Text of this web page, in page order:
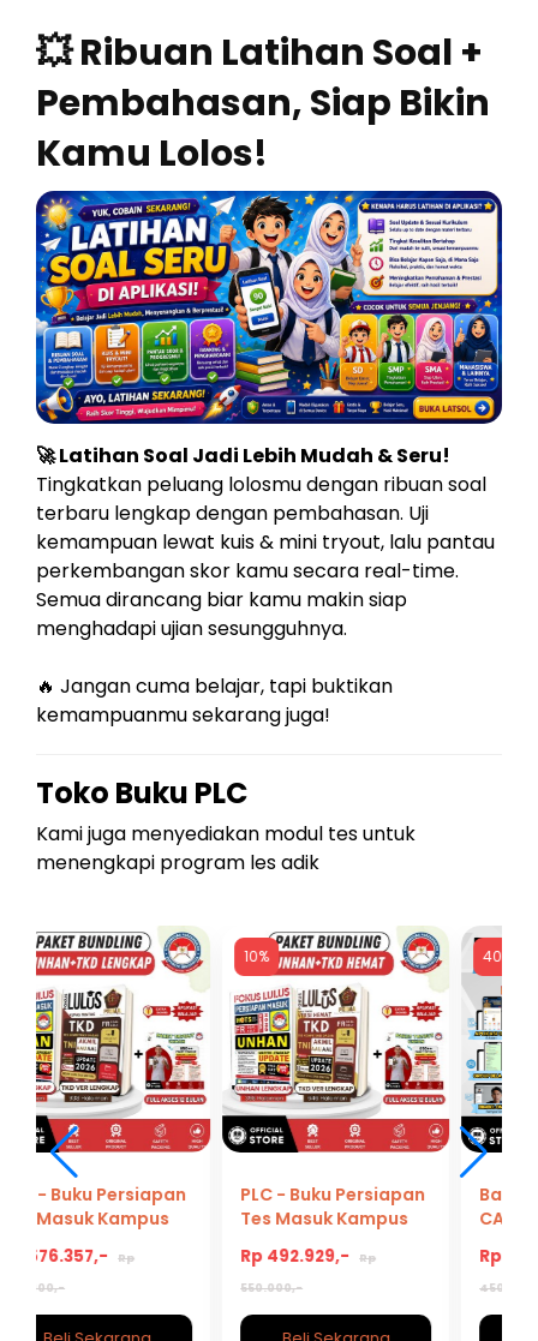
💥 Ribuan Latihan Soal +
Pembahasan, Siap Bikin
Kamu Lolos!
🚀 Latihan Soal Jadi Lebih Mudah & Seru!
Tingkatkan peluang lolosmu dengan ribuan soal
terbaru lengkap dengan pembahasan. Uji
kemampuan lewat kuis & mini tryout, lalu pantau
perkembangan skor kamu secara real-time.
Semua dirancang biar kamu makin siap
menghadapi ujian sesungguhnya.
🔥 Jangan cuma belajar, tapi buktikan
kemampuanmu sekarang juga!
Toko Buku PLC
Kami juga menyediakan modul tes untuk
menengkapi program les adik
10%
PLC - Buku Persiapan
Tes Masuk Kampus
Rp 492.929,-
550.000,-
40%
Bank Soal Simulasi
CAT BKN Untuk
PPPK 2026/2027
Rp 269.500,-
450.000,-